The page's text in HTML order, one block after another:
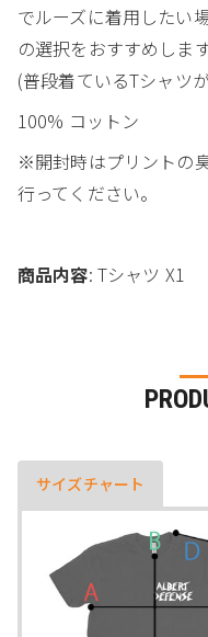
でルーズに着用したい
の選択をおすすめします
(普段着ているTシャツ
100% コットン
※開封時はプリントの
行ってください。
商品内容: Tシャツ X1
サイズチャート